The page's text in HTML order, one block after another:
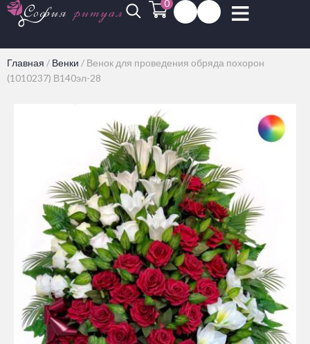
0
Главная / Венки / Венок для проведения обряда похорон
(1010237) В140эл-28